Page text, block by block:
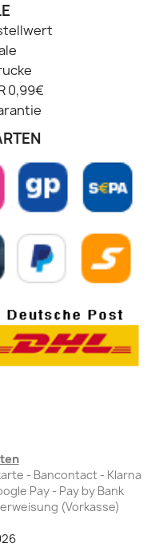
0,99€
- Bancontact - Klarna
Pay - Pay by Bank
(Vorkasse)